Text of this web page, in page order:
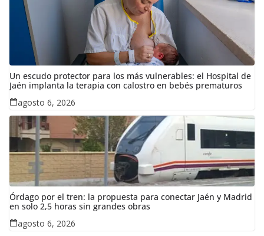
Un escudo protector para los más vulnerables: el Hospital de
Jaén implanta la terapia con calostro en bebés prematuros
agosto 6, 2026
Órdago por el tren: la propuesta para conectar Jaén y Madrid
en solo 2,5 horas sin grandes obras
agosto 6, 2026